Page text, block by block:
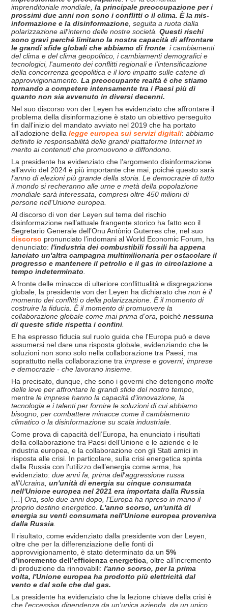
imprenditoriale mondiale, la principale preoccupazione per i
prossimi due anni non sono i conflitti o il clima. È la mis-
informazione e la disinformazione, seguita a ruota dalla
polarizzazione all'interno delle nostre società. Questi rischi
sono gravi perché limitano la nostra capacità di affrontare
le grandi sfide globali che abbiamo di fronte: i cambiamenti
del clima e del clima geopolitico, i cambiamenti demografici e
tecnologici, l'aumento dei conflitti regionali e l'intensificazione
della concorrenza geopolitica e il loro impatto sulle catene di
approvvigionamento. La preoccupante realtà è che stiamo
tornando a competere intensamente tra i Paesi più di
quanto non sia avvenuto in diversi decenni.
Nel suo discorso von der Leyen ha evidenziato che affrontare il
problema della disinformazione è stato un obiettivo perseguito
fin dall'inizio del mandato avviato nel 2019 che ha portato
all’adozione della legge europea sui servizi digitali: abbiamo
definito le responsabilità delle grandi piattaforme Internet in
merito ai contenuti che promuovono e diffondono.
La presidente ha evidenziato che l’argomento disinformazione
all’avvio del 2024 è più importante che mai, poiché questo sarà
l’anno di elezioni più grande della storia. Le democrazie di tutto
il mondo si recheranno alle urne e metà della popolazione
mondiale sarà interessata, compresi oltre 450 milioni di
persone nell'Unione europea.
Al discorso di von der Leyen sul tema del rischio
disinformazione nell’attuale frangente storico ha fatto eco il
Segretario Generale dell’Onu Antònio Guterres che, nel suo
discorso pronunciato l’indomani al World Economic Forum, ha
denunciato: l'industria dei combustibili fossili ha appena
lanciato un'altra campagna multimilionaria per ostacolare il
progresso e mantenere il petrolio e il gas in circolazione a
tempo indeterminato.
A fronte delle minacce di ulteriore conflittualità e disgregazione
globale, la presidente von der Leyen ha dichiarato che non è il
momento dei conflitti o della polarizzazione. È il momento di
costruire la fiducia. È il momento di promuovere la
collaborazione globale come mai prima d’ora, poichè nessuna
di queste sfide rispetta i confini.
E ha espresso fiducia sul ruolo guida che l'Europa può e deve
assumersi nel dare una risposta globale, evidenziando che le
soluzioni non sono solo nella collaborazione tra Paesi, ma
soprattutto nella collaborazione tra imprese e governi, imprese
e democrazie - che lavorano insieme.
Ha precisato, dunque, che sono i governi che detengono molte
delle leve per affrontare le grandi sfide del nostro tempo,
mentre le imprese hanno la capacità d’innovazione, la
tecnologia e i talenti per fornire le soluzioni di cui abbiamo
bisogno, per combattere minacce come il cambiamento
climatico o la disinformazione su scala industriale.
Come prova di capacità dell’Europa, ha enunciato i risultati
della collaborazione tra Paesi dell’Unione e le aziende e le
industria europea, e la collaborazione con gli Stati amici in
risposta alle crisi. In particolare, sulla crisi energetica spinta
dalla Russia con l’utilizzo dell’energia come arma, ha
evidenziato: due anni fa, prima dell'aggressione russa
all'Ucraina, un'unità di energia su cinque consumata
nell'Unione europea nel 2021 era importata dalla Russia
[…] Ora, solo due anni dopo, l'Europa ha ripreso in mano il
proprio destino energetico. L'anno scorso, un'unità di
energia su venti consumata nell'Unione europea proveniva
dalla Russia.
Il risultato, come evidenziato dalla presidente von der Leyen,
oltre che per la differenziazione delle fonti di
approvvigionamento, è stato determinato da un 5%
d’incremento dell’efficienza energetica, oltre all’incremento
di produzione da rinnovabili: l'anno scorso, per la prima
volta, l'Unione europea ha prodotto più elettricità dal
vento e dal sole che dal gas.
La presidente ha evidenziato che la lezione chiave della crisi è
che l'eccessiva dipendenza da un'unica azienda, da un unico